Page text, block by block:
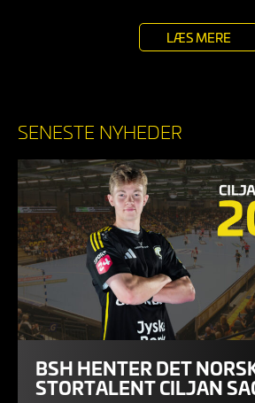
LÆS MERE
SENESTE NYHEDER
BSH HENTER DET
STORTALENT CILJAN